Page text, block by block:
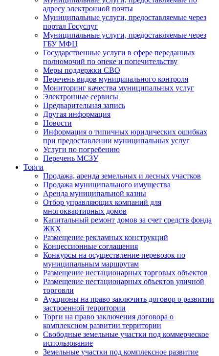
адресу электронной почты
Муниципальные услуги, предоставляемые через
портал Госуслуг
Муниципальные услуги, предоставляемые через
ГБУ МФЦ
Государственные услуги в сфере переданных
полномочий по опеке и попечительству
Меры поддержки СВО
Перечень видов муниципального контроля
Мониторинг качества муниципальных услуг
Электронные сервисы
Предварительная запись
Другая информация
Новости
Информация о типичных юридических ошибках
при предоставлении муниципальных услуг
Услуги по погребению
Перечень МСЗУ
Торги
Продажа, аренда земельных и лесных участков
Продажа муниципального имущества
Аренда муниципальной казны
Отбор управляющих компаний для
многоквартирных домов
Капитальный ремонт домов за счет средств фонда
ЖКХ
Размещение рекламных конструкций
Концессионные соглашения
Конкурсы на осуществление перевозок по
муниципальным маршрутам
Размещение нестационарных торговых объектов
Размещение нестационарных объектов уличной
торговли
Аукционы на право заключить договор о развитии
застроенной территории
Торги на право заключения договора о
комплексном развитии территории
Свободные земельные участки под коммерческое
использование
Земельные участки под комплексное развитие